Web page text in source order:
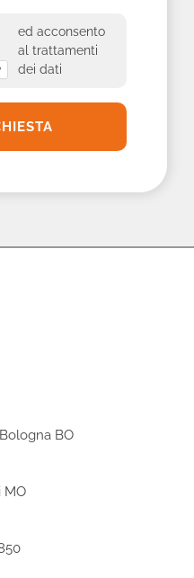
ed acconsento
al trattamenti
dei dati
BO
MO